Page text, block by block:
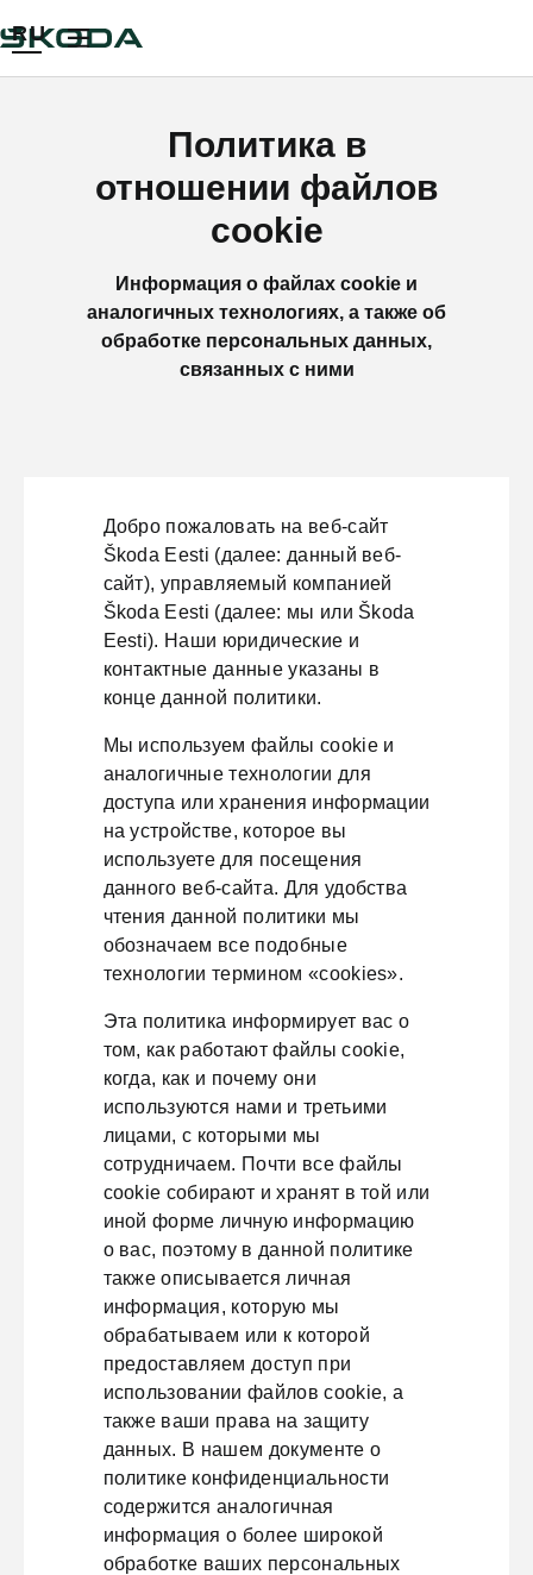
RU
Политика в
отношении файлов
cookie
Информация о файлах cookie и
аналогичных технологиях, а также об
обработке персональных данных,
связанных с ними
Добро пожаловать на веб-сайт
Škoda Eesti (далее: данный веб-
сайт), управляемый компанией
Škoda Eesti (далее: мы или Škoda
Eesti). Наши юридические и
контактные данные указаны в
конце данной политики.
Мы используем файлы cookie и
аналогичные технологии для
доступа или хранения информации
на устройстве, которое вы
используете для посещения
данного веб-сайта. Для удобства
чтения данной политики мы
обозначаем все подобные
технологии термином «cookies».
Эта политика информирует вас о
том, как работают файлы cookie,
когда, как и почему они
используются нами и третьими
лицами, с которыми мы
сотрудничаем. Почти все файлы
cookie собирают и хранят в той или
иной форме личную информацию
о вас, поэтому в данной политике
также описывается личная
информация, которую мы
обрабатываем или к которой
предоставляем доступ при
использовании файлов cookie, а
также ваши права на защиту
данных. В нашем документе о
политике конфиденциальности
содержится аналогичная
информация о более широкой
обработке ваших персональных